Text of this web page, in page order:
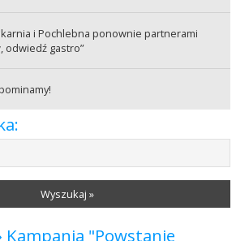
i Pochlebna ponownie partnerami
odwiedź gastro”
Wyszukaj »
Kampania "Powstanie